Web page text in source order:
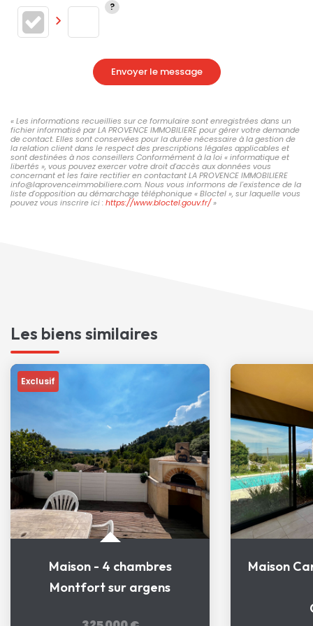
Envoyer le message
« Les informations recueillies sur ce formulaire sont enregistrées dans un
fichier informatisé par LA PROVENCE IMMOBILIERE pour gérer votre demande
de contact. Elles sont conservées pour la durée nécessaire à la gestion de
la relation client dans le respect des prescriptions légales applicables et
sont destinées à nos conseillers Conformément à la loi « informatique et
libertés », vous pouvez exercer votre droit d'accès aux données vous
concernant et les faire rectifier en contactant LA PROVENCE IMMOBILIERE
info@laprovenceimmobiliere.com. Nous vous informons de l'existence de la
liste d'opposition au démarchage téléphonique « Bloctel », sur laquelle vous
pouvez vous inscrire ici : https://www.bloctel.gouv.fr/»
Les biens similaires
Exclusif
Maison - 4 chambres
Montfort sur argens